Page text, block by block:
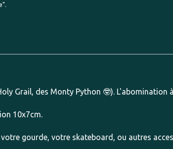
Grail, des Monty Python 🤓). L'abomination
10x7cm.
gourde, votre skateboard, ou autres